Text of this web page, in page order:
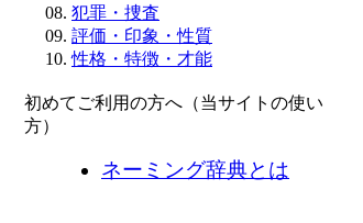
犯罪・捜査
評価・印象・性質
性格・特徴・才能
初めてご利用の方へ（当サイトの使い
方）
ネーミング辞典とは